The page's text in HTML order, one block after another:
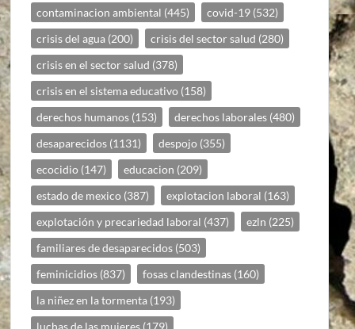
contaminacion ambiental (445) covid-19 (532)
crisis del agua (200) crisis del sector salud (280)
crisis en el sector salud (378)
crisis en el sistema educativo (158)
derechos humanos (153) derechos laborales (480)
desaparecidos (1131) despojo (355)
ecocidio (147) educacion (209)
estado de mexico (387) explotacion laboral (163)
explotación y precariedad laboral (437) ezln (225)
familiares de desaparecidos (503)
feminicidios (837) fosas clandestinas (160)
la niñez en la tormenta (193)
luchas de las mujeres (179)